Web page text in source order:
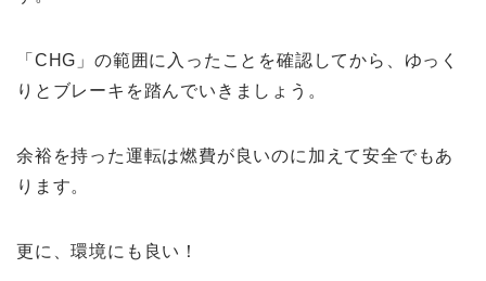
「CHG」の範囲に入ったことを確認してから、ゆっく
りとブレーキを踏んでいきましょう。
余裕を持った運転は燃費が良いのに加えて安全でもあ
ります。
更に、環境にも良い！